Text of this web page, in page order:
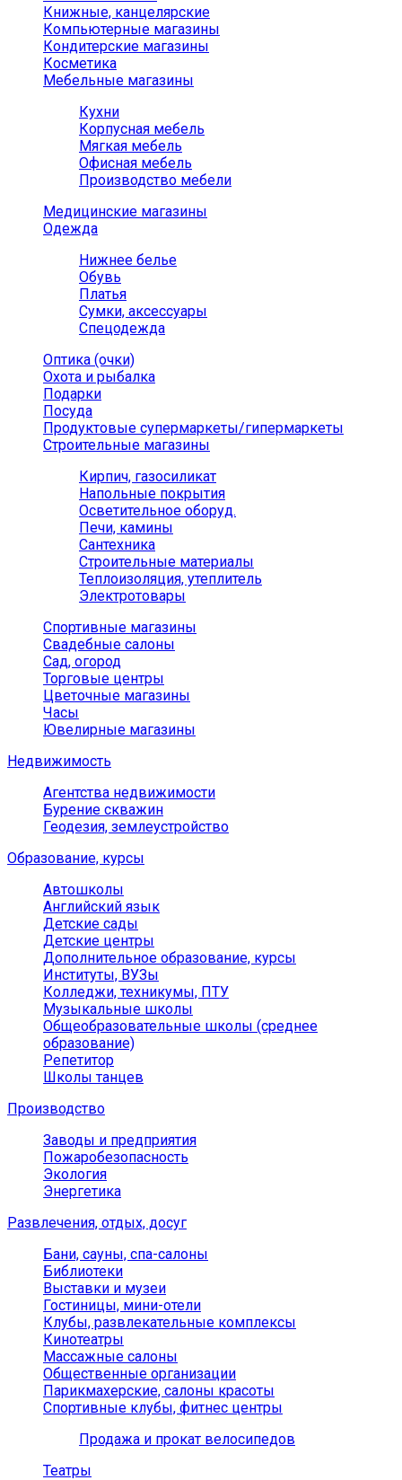
Книжные, канцелярские
Компьютерные магазины
Кондитерские магазины
Косметика
Мебельные магазины
Кухни
Корпусная мебель
Мягкая мебель
Офисная мебель
Производство мебели
Медицинские магазины
Одежда
Нижнее белье
Обувь
Платья
Сумки, аксессуары
Спецодежда
Оптика (очки)
Охота и рыбалка
Подарки
Посуда
Продуктовые супермаркеты/гипермаркеты
Строительные магазины
Кирпич, газосиликат
Напольные покрытия
Осветительное оборуд.
Печи, камины
Сантехника
Строительные материалы
Теплоизоляция, утеплитель
Электротовары
Спортивные магазины
Свадебные салоны
Сад, огород
Торговые центры
Цветочные магазины
Часы
Ювелирные магазины
Недвижимость
Агентства недвижимости
Бурение скважин
Геодезия, землеустройство
Образование, курсы
Автошколы
Английский язык
Детские сады
Детские центры
Дополнительное образование, курсы
Институты, ВУЗы
Колледжи, техникумы, ПТУ
Музыкальные школы
Общеобразовательные школы (среднее
образование)
Репетитор
Школы танцев
Производство
Заводы и предприятия
Пожаробезопасность
Экология
Энергетика
Развлечения, отдых, досуг
Бани, сауны, спа-салоны
Библиотеки
Выставки и музеи
Гостиницы, мини-отели
Клубы, развлекательные комплексы
Кинотеатры
Массажные салоны
Общественные организации
Парикмахерские, салоны красоты
Спортивные клубы, фитнес центры
Продажа и прокат велосипедов
Театры